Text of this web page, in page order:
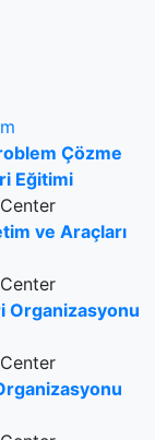
Çözme
Eğitimi
ve Araçları
Organizasyonu